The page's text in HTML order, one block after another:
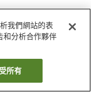
我們網站的表
和分析合作夥伴
所有